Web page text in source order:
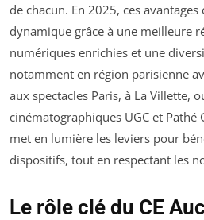
de chacun. En 2025, ces
dynamique grâce à une meilleure
numériques enrichies et une
notamment en région parisienne
aux spectacles Paris, à La Villette,
cinématographiques UGC et Pathé
met en lumière les leviers pour
dispositifs, tout en respectant les
Le rôle clé du CE